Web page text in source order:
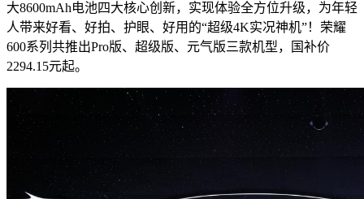
大8600mAh电池四大核心创新，实现体验全方位升级，为年轻
人带来好看、好拍、护眼、好用的“超级4K实况神机”！荣耀
600系列共推出Pro版、超级版、元气版三款机型，国补价
2294.15元起。